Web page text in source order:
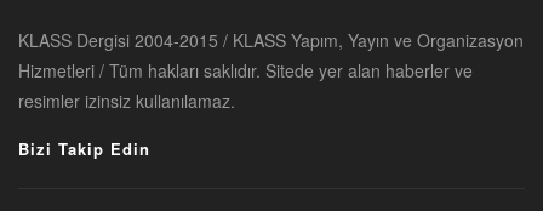
KLASS Dergisi 2004-2015 / KLASS Yapım, Yayın ve Organizasyon
Hizmetleri / Tüm hakları saklıdır. Sitede yer alan haberler ve
resimler izinsiz kullanılamaz.
Bizi Takip Edin